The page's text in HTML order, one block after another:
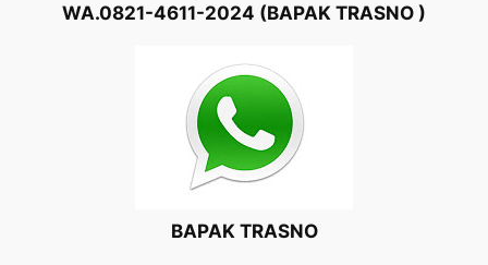
WA.0821-4611-2024 (BAPAK TRASNO )
BAPAK TRASNO